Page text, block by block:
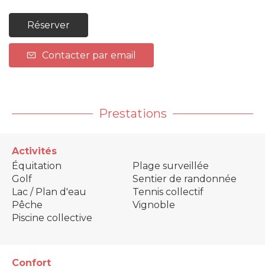
Réserver
Contacter par email
Prestations
Activités
Équitation
Golf
Lac / Plan d'eau
Pêche
Piscine collective
Plage surveillée
Sentier de randonnée
Tennis collectif
Vignoble
Confort